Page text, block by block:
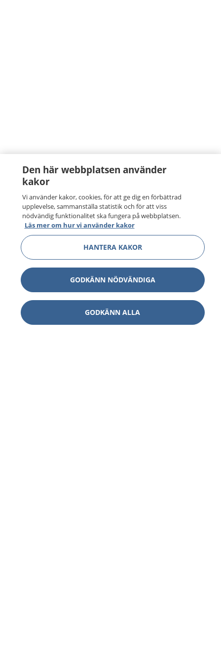
Den här webbplatsen använder
kakor
Vi använder kakor, cookies, för att ge dig en förbättrad
upplevelse, sammanställa statistik och för att viss
nödvändig funktionalitet ska fungera på webbplatsen.
Läs mer om hur vi använder kakor
HANTERA KAKOR
GODKÄNN NÖDVÄNDIGA
GODKÄNN ALLA